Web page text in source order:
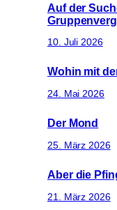
Auf der
10. Juli 2026
Wohin mit
24. Mai 2026
Der Mond
25. März 2026
Aber die
21. März 2026